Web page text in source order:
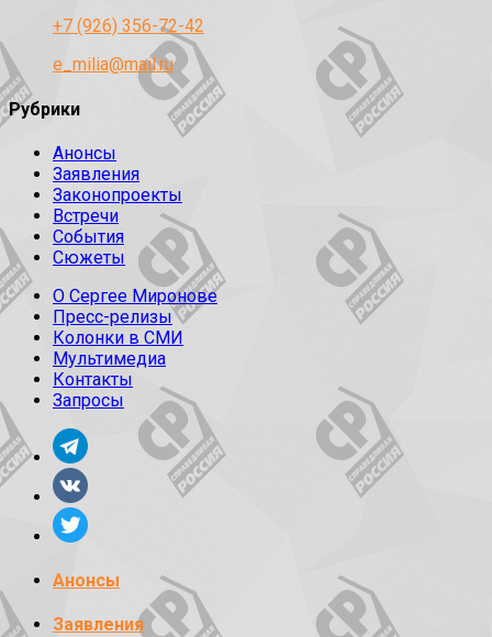
+7 (926) 356-72-42
e_milia@mail.ru
Рубрики
Анонсы
Заявления
Законопроекты
Встречи
События
Сюжеты
О Сергее Миронове
Пресс-релизы
Колонки в СМИ
Мультимедиа
Контакты
Запросы
Анонсы
Заявления